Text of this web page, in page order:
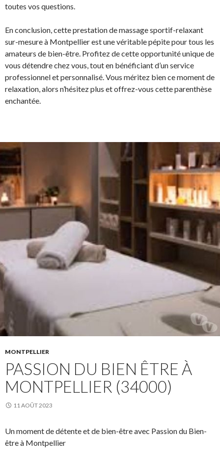
toutes vos questions.
En conclusion, cette prestation de massage sportif-relaxant
sur-mesure à Montpellier est une véritable pépite pour tous les
amateurs de bien-être. Profitez de cette opportunité unique de
vous détendre chez vous, tout en bénéficiant d’un service
professionnel et personnalisé. Vous méritez bien ce moment de
relaxation, alors n’hésitez plus et offrez-vous cette parenthèse
enchantée.
MONTPELLIER
PASSION DU BIEN ÊTRE À
MONTPELLIER (34000)
11 AOÛT 2023
Un moment de détente et de bien-être avec Passion du Bien-
être à Montpellier